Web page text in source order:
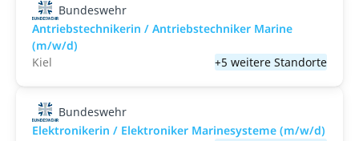
Bundeswehr
Antriebstechnikerin / Antriebstechniker Marine
(m/w/d)
Kiel
+5 weitere Standorte
Bundeswehr
Elektronikerin / Elektroniker Marinesysteme (m/w/d)